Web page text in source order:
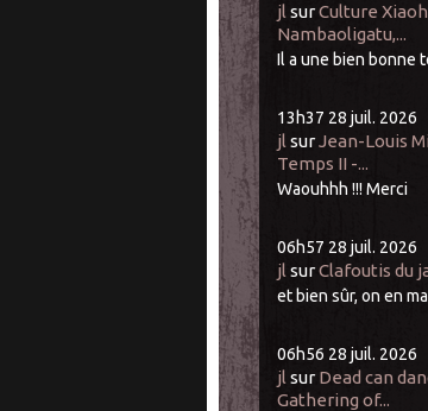
jl surCulture
Nambaoligatu,...
Il a une bien bonne
13h37 28 juil. 2026
jl surJean-Louis
Temps II -...
Waouhhh !!! Merci
06h57 28 juil. 2026
jl surClafoutis du
et bien sûr, on en
06h56 28 juil. 2026
jl surDead can
Gathering of...